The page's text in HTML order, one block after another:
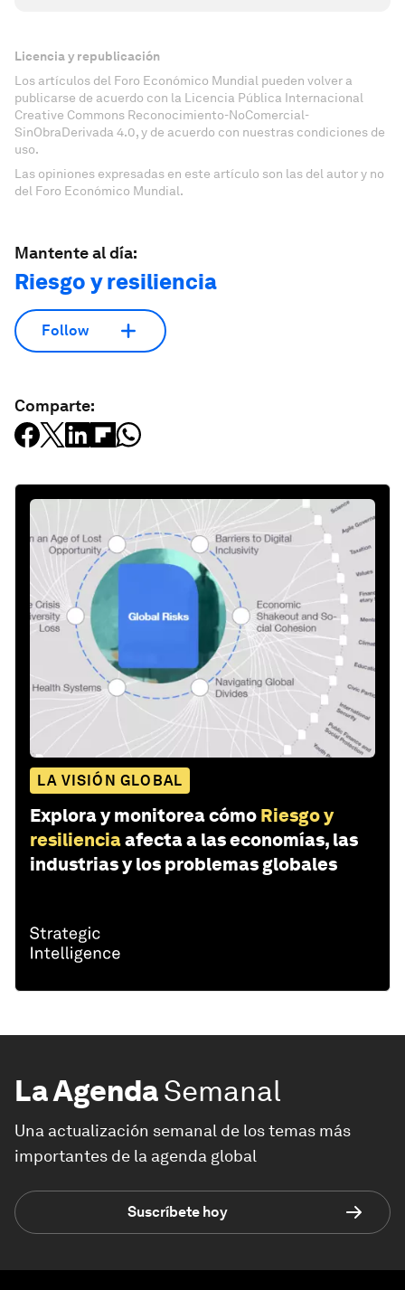
Licencia y republicación
Los artículos del Foro Económico Mundial pueden volver a
publicarse de acuerdo con la Licencia Pública Internacional
Creative Commons Reconocimiento-NoComercial-
SinObraDerivada 4.0, y de acuerdo con nuestras condiciones de
uso.
Las opiniones expresadas en este artículo son las del autor y no
del Foro Económico Mundial.
Mantente al día:
Riesgo y resiliencia
Follow
Comparte:
LA VISIÓN GLOBAL
Explora y monitorea cómo Riesgo y
resilienciaafecta a las economías, las
industrias y los problemas globales
La AgendaSemanal
Una actualización semanal de los temas más
importantes de la agenda global
Suscríbete hoy